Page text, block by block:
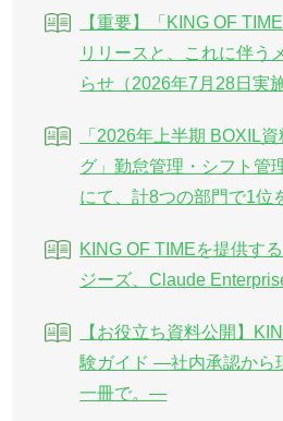
【重要】「KING OF
リリースと、これに伴う
らせ（2026年7月28日実施
「2026年上半期 BOXIL
グ」勤怠管理・シフト管
にて、計8つの部門で1位
KING OF TIMEを提供す
ジーズ、Claude
【お役立ち資料公開】
験ガイド ―社内承認から
一冊で。―